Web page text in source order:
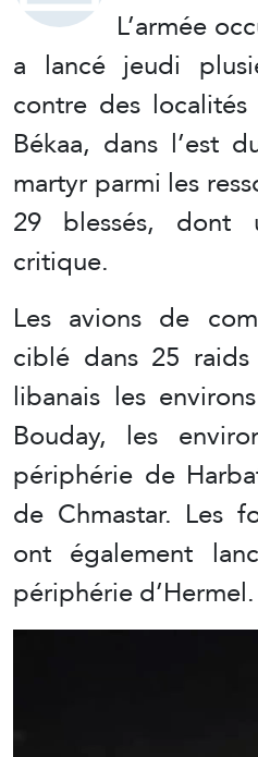
L’armée
a lancé jeudi
contre des
Békaa, dans l’est
martyr parmi les
29 blessés,
critique.
Les avions de
ciblé dans 25
libanais les
Bouday, les
périphérie de
de Chmastar. Les
ont également
périphérie d’Hermel.